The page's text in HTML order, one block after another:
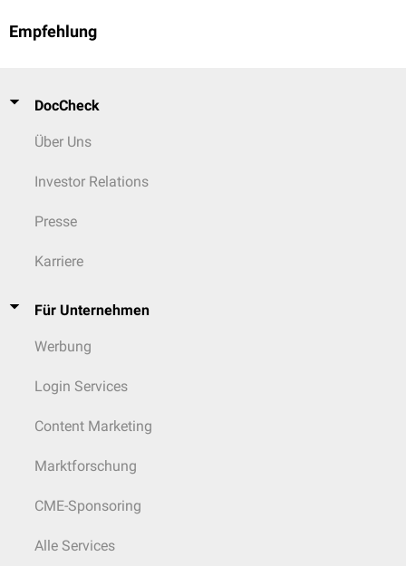
Empfehlung
DocCheck
Über Uns
Investor Relations
Presse
Karriere
Für Unternehmen
Werbung
Login Services
Content Marketing
Marktforschung
CME-Sponsoring
Alle Services